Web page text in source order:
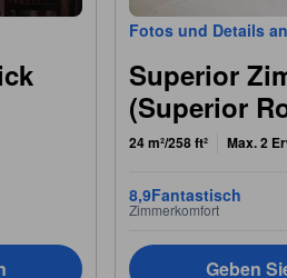
Fotos und Details
Superior
(Superior
24 m²/258 ft² Max. 2
8,9Fantastisch
Zimmerkomfort
Geben